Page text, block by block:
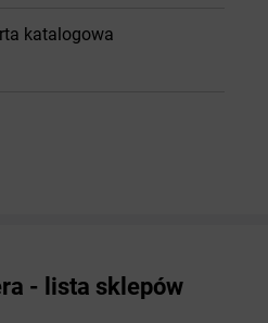
katalogowa
- lista sklepów